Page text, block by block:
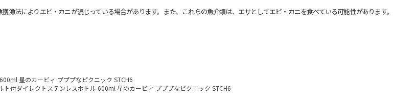
法によりエビ・カニが混じっている場合があります。また、これらの魚介類は、エサとしてエビ・カニを食べている可能性があります。
星のカービィ プププなピクニック STCH6
ト付ダイレクトステンレスボトル 600ml 星のカービィ プププなピクニック STCH6